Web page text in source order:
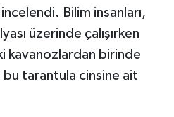
Bilim insanları,
üzerinde çalışırken
kavanozlardan birinde
tarantula cinsine ait